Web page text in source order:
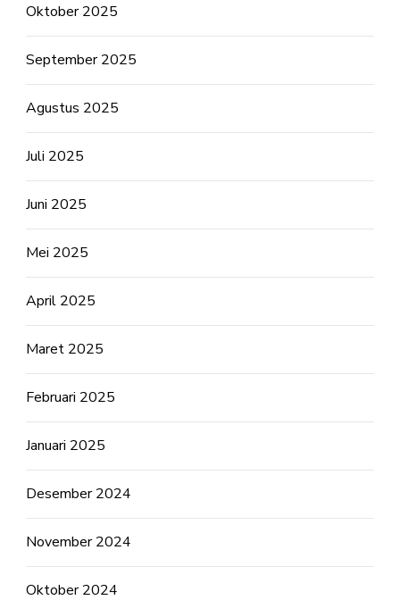
Oktober 2025
September 2025
Agustus 2025
Juli 2025
Juni 2025
Mei 2025
April 2025
Maret 2025
Februari 2025
Januari 2025
Desember 2024
November 2024
Oktober 2024